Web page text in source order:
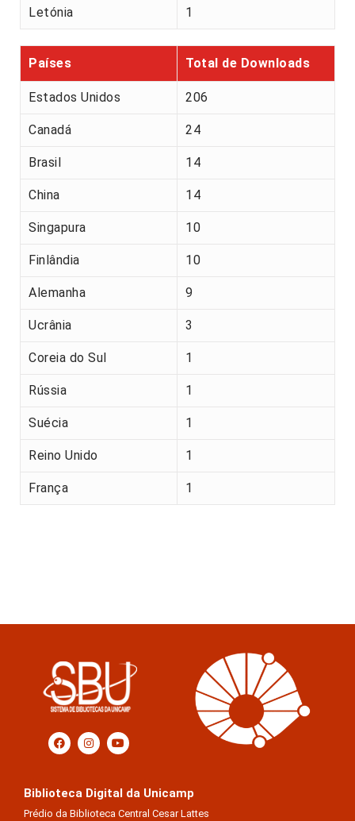
Letónia 1
Países Total de Downloads
Estados Unidos 206
Canadá 24
Brasil 14
China 14
Singapura 10
Finlândia 10
Alemanha 9
Ucrânia 3
Coreia do Sul 1
Rússia 1
Suécia 1
Reino Unido 1
França 1
Biblioteca Digital da Unicamp
Prédio da Biblioteca Central Cesar Lattes